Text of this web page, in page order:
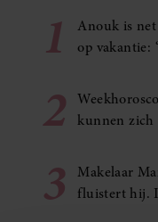
1
Anouk is
op vakantie:
2
kunnen zich
3
Makelaar
fluistert hij.